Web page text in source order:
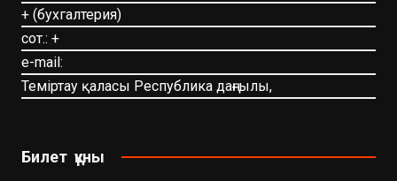
+ (бухгалтерия)
сот.: +
e-mail:
Теміртау қаласы Республика даңғылы,
Билет құны